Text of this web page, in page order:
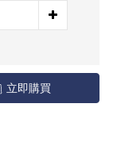
立即購買